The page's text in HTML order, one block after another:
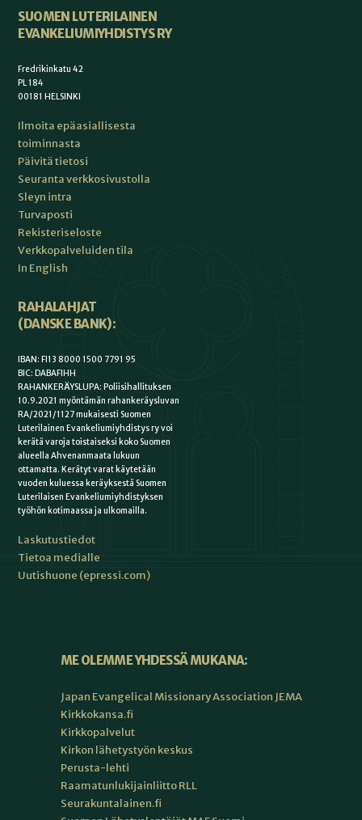
SUOMEN LUTERILAINEN
EVANKELIUMIYHDISTYS RY
Fredrikinkatu 42
PL 184
00181 HELSINKI
Ilmoita epäasiallisesta
toiminnasta
Päivitä tietosi
Seuranta verkkosivustolla
Sleyn intra
Turvaposti
Rekisteriseloste
Verkkopalveluiden tila
In English
RAHALAHJAT
(DANSKE BANK):
IBAN: FI13 8000 1500 7791 95
BIC: DABAFIHH
RAHANKERÄYSLUPA: Poliisihallituksen
10.9.2021 myöntämän rahankeräysluvan
RA/2021/1127 mukaisesti Suomen
Luterilainen Evankeliumiyhdistys ry voi
kerätä varoja toistaiseksi koko Suomen
alueella Ahvenanmaata lukuun
ottamatta. Kerätyt varat käytetään
vuoden kuluessa keräyksestä Suomen
Luterilaisen Evankeliumiyhdistyksen
työhön kotimaassa ja ulkomailla.
Laskutustiedot
Tietoa medialle
Uutishuone (epressi.com)
ME OLEMME YHDESSÄ MUKANA:
Japan Evangelical Missionary Association JEMA
Kirkkokansa.fi
Kirkkopalvelut
Kirkon lähetystyön keskus
Perusta-lehti
Raamatunlukijainliitto RLL
Seurakuntalainen.fi